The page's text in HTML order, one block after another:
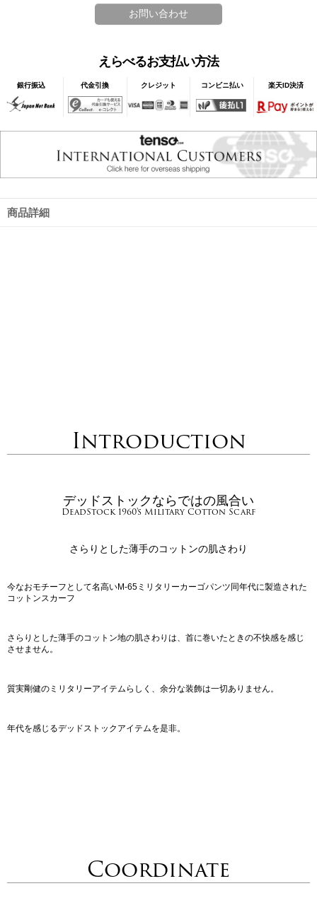
えらべるお支払い方法
銀行振込 代金引換 クレジット コンビニ払い 楽天ID決済
商品詳細
Introduction
デッドストックならではの風合い
DeadStock 1960's Military Cotton Scarf
さらりとした薄手のコットンの肌さわり
今なおモチーフとして名高いM-65ミリタリーカーゴパンツ同年代に製造された
コットンスカーフ
さらりとした薄手のコットン地の肌さわりは、首に巻いたときの不快感を感じ
させません。
質実剛健のミリタリーアイテムらしく、余分な装飾は一切ありません。
年代を感じるデッドストックアイテムを是非。
Coordinate